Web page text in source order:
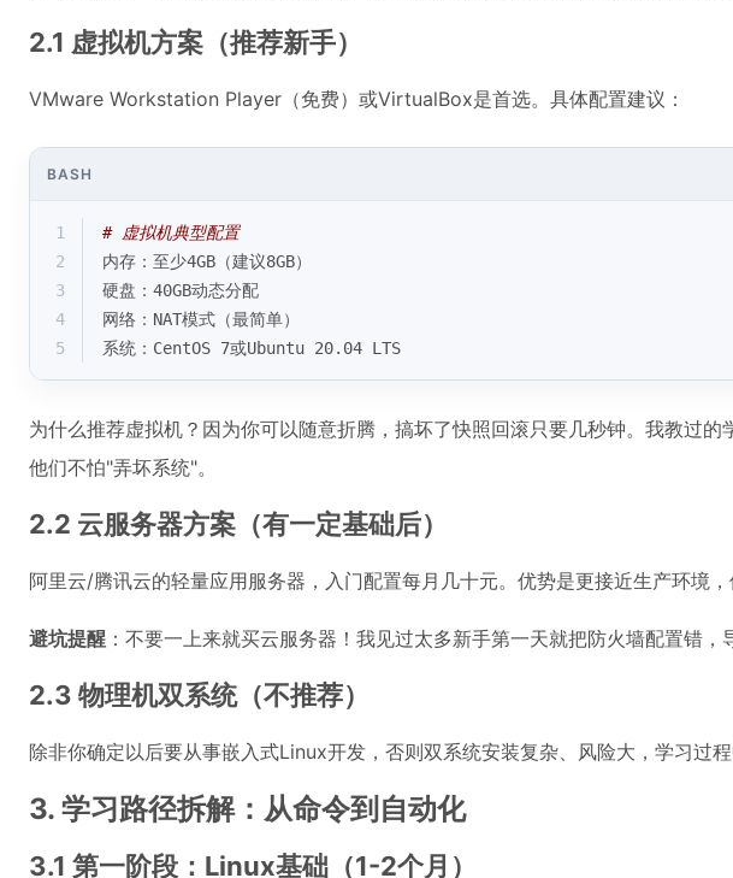
2.1 虚拟机方案（推荐新手）
VMware Workstation Player（免费）或VirtualBox是首选。具体配置建议：
BASH
1
# 虚拟机典型配置
2
内存：至少4GB（建议8GB）
3
硬盘：40GB动态分配
4
网络：NAT模式（最简单）
5
系统：CentOS 7或Ubuntu 20.04 LTS
为什么推荐虚拟机？因为你可以随意折腾，搞坏了快照回滚只要几秒钟。我教过
他们不怕"弄坏系统"。
2.2 云服务器方案（有一定基础后）
阿里云/腾讯云的轻量应用服务器，入门配置每月几十元。优势是更接近生产环境，
避坑提醒 ：不要一上来就买云服务器！我见过太多新手第一天就把防火墙配置错，
2.3 物理机双系统（不推荐）
除非你确定以后要从事嵌入式Linux开发，否则双系统安装复杂、风险大，学习过程
3. 学习路径拆解：从命令到自动化
3.1 第一阶段：Linux基础（1-2个月）